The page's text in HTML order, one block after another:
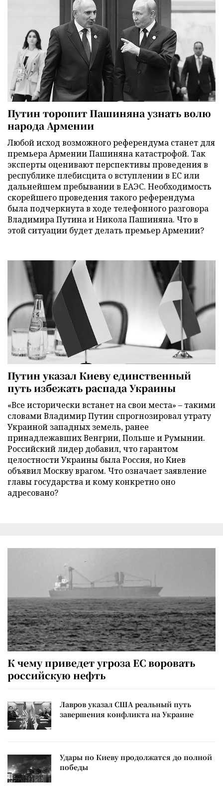
Путин торопит Пашиняна узнать волю
народа Армении
Любой исход возможного референдума станет для
премьера Армении Пашиняна катастрофой. Так
эксперты оценивают перспективы проведения в
республике плебисцита о вступлении в ЕС или
дальнейшем пребывании в ЕАЭС. Необходимость
скорейшего проведения такого референдума
была подчеркнута в ходе телефонного разговора
Владимира Путина и Никола Пашиняна. Что в
этой ситуации будет делать премьер Армении?
Путин указал Киеву единственный
путь избежать распада Украины
«Все исторически встанет на свои места» – такими
словами Владимир Путин спрогнозировал утрату
Украиной западных земель, ранее
принадлежавших Венгрии, Польше и Румынии.
Российский лидер добавил, что гарантом
целостности Украины была Россия, но Киев
объявил Москву врагом. Что означает заявление
главы государства и кому конкретно оно
адресовано?
К чему приведет угроза ЕС воровать
российскую нефть
Лавров указал США реальный путь
завершения конфликта на Украине
Удары по Киеву продолжатся до полной
победы